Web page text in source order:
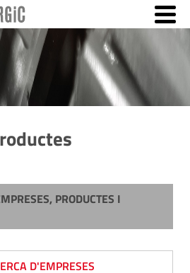
PRODUCTES I
D'EMPRESES